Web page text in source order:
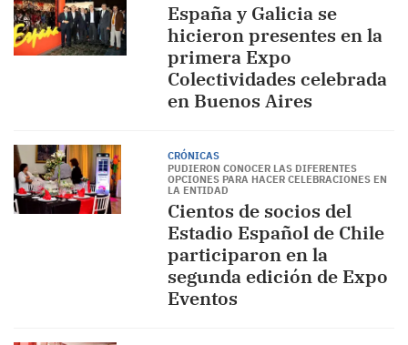
España y Galicia se
hicieron presentes en la
primera Expo
Colectividades celebrada
en Buenos Aires
CRÓNICAS
PUDIERON CONOCER LAS DIFERENTES
OPCIONES PARA HACER CELEBRACIONES EN
LA ENTIDAD
Cientos de socios del
Estadio Español de Chile
participaron en la
segunda edición de Expo
Eventos